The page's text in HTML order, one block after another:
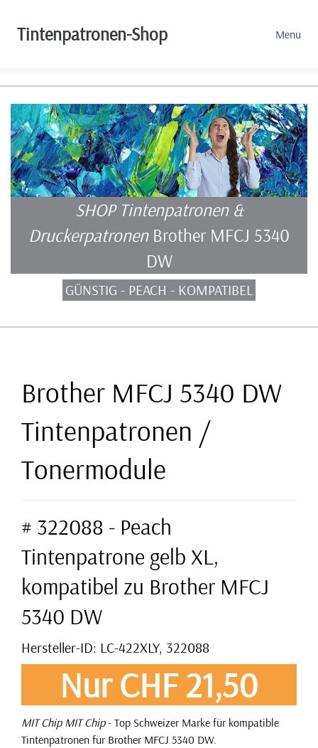
Tintenpatronen-Shop Menu
SHOP Tintenpatronen &
Druckerpatronen Brother MFCJ 5340
DW
GÜNSTIG - PEACH - KOMPATIBEL
Brother MFCJ 5340 DW
Tintenpatronen /
Tonermodule
# 322088 - Peach
Tintenpatrone gelb XL,
kompatibel zu Brother MFCJ
5340 DW
Hersteller-ID: LC-422XLY, 322088
Nur CHF 21,50
MIT Chip MIT Chip- Top Schweizer Marke für kompatible
Tintenpatronen für Brother MFCJ 5340 DW.